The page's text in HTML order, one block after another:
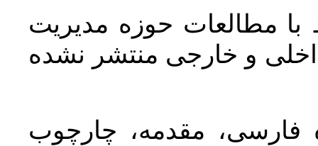
با مطالعات حوزه مديريت
و خارجی منتشر نشده
فارسی، مقدمه، چارچوب